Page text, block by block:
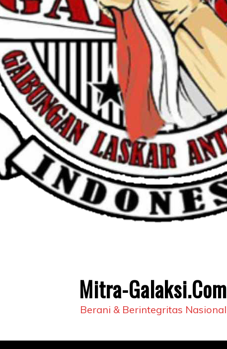
Mitra-Galaksi.Com
Berani & Berintegritas Nasional